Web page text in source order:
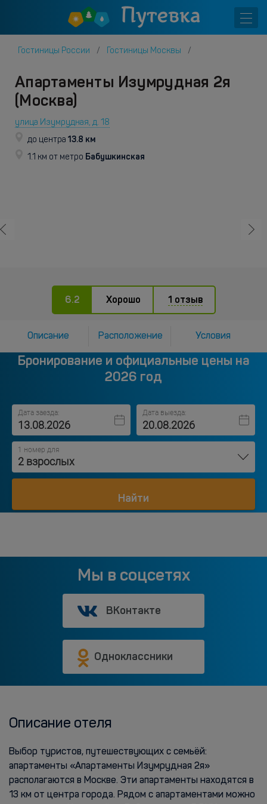
Гостиницы России Гостиницы Москвы
Апартаменты Изумрудная 2я
(Москва)
улица Изумрудная, д. 18
до центра 13.8 км
1.1 км от метро Бабушкинская
6.2 Хорошо 1 отзыв
Описание Расположение Условия
Бронирование и официальные цены на
2026 год
Дата заезда: Дата выезда:
1 номер для
2 взрослых
Найти
Мы в соцсетях
ВКонтакте
Одноклассники
Описание отеля
Выбор туристов, путешествующих с семьёй:
апартаменты «Апартаменты Изумрудная 2я»
располагаются в Москве. Эти апартаменты находятся в
13 км от центра города. Рядом с апартаментами можно